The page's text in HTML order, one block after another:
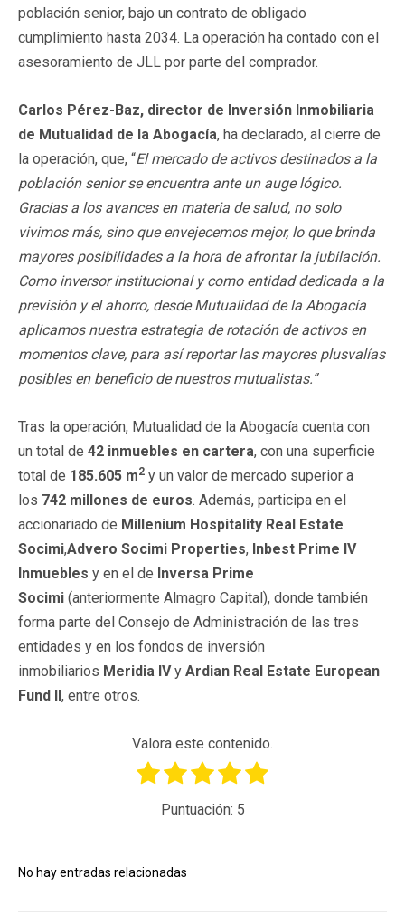
población senior, bajo un contrato de obligado
cumplimiento hasta 2034. La operación ha contado con el
asesoramiento de JLL por parte del comprador.
Carlos Pérez-Baz, director de Inversión Inmobiliaria
de Mutualidad de la Abogacía, ha declarado, al cierre de
la operación, que, “El mercado de activos destinados a la
población senior se encuentra ante un auge lógico.
Gracias a los avances en materia de salud, no solo
vivimos más, sino que envejecemos mejor, lo que brinda
mayores posibilidades a la hora de afrontar la jubilación.
Como inversor institucional y como entidad dedicada a la
previsión y el ahorro, desde Mutualidad de la Abogacía
aplicamos nuestra estrategia de rotación de activos en
momentos clave, para así reportar las mayores plusvalías
posibles en beneficio de nuestros mutualistas.”
Tras la operación, Mutualidad de la Abogacía cuenta con
un total de 42 inmuebles en cartera, con una superficie
total de 185.605 m2 y un valor de mercado superior a
los 742 millones de euros. Además, participa en el
accionariado de Millenium Hospitality Real Estate
Socimi,Advero Socimi Properties, Inbest Prime IV
Inmuebles y en el de Inversa Prime
Socimi (anteriormente Almagro Capital), donde también
forma parte del Consejo de Administración de las tres
entidades y en los fondos de inversión
inmobiliarios Meridia IVy Ardian Real Estate European
Fund II, entre otros.
Valora este contenido.
Puntuación: 5
No hay entradas relacionadas